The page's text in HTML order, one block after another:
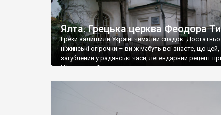
Ялта. Грецька церква Феодора
Греки залишили Україні чималий спадок. Достатньо
ніжинські огірочки – ви ж мабуть всі знаєте, що цей,
загублений у радянські часи, легендарний рецепт
Ніжин греки?